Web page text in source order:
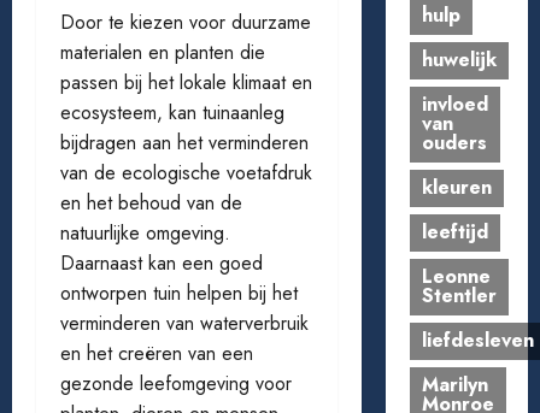
Door te kiezen voor duurzame
materialen en planten die
passen bij het lokale klimaat en
ecosysteem, kan tuinaanleg
bijdragen aan het verminderen
van de ecologische voetafdruk
en het behoud van de
natuurlijke omgeving.
Daarnaast kan een goed
ontworpen tuin helpen bij het
verminderen van waterverbruik
en het creëren van een
gezonde leefomgeving voor
hulp
huwelijk
invloed
van
ouders
kleuren
leeftijd
Leonne
Stentler
liefdesleven
Marilyn
Monroe